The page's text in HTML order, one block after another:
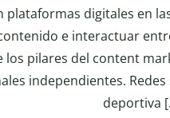
plataformas digitales en
e interactuar
los pilares del content
independientes.
deportiva